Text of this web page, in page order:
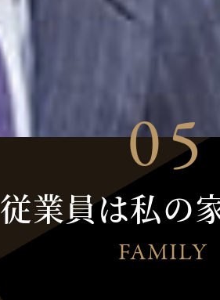
従業員は私の
FAMILY